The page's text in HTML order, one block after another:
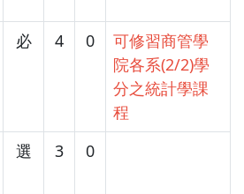
必 4 0
可修習商管學
院各系(2/2)學
分之統計學課
程
選 3 0